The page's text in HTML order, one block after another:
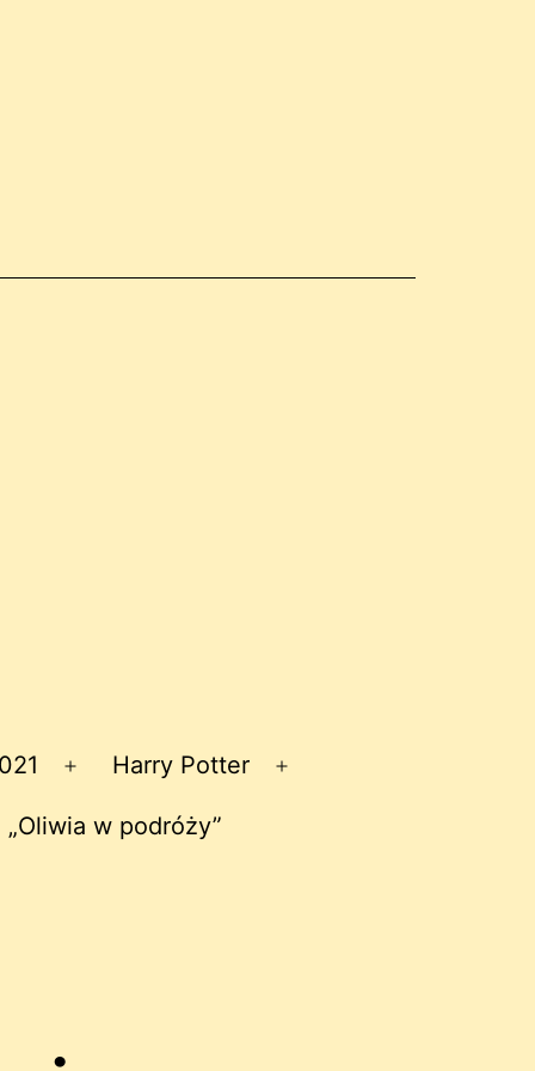
Rozwiń
menu
Harry Potter
w podróży”